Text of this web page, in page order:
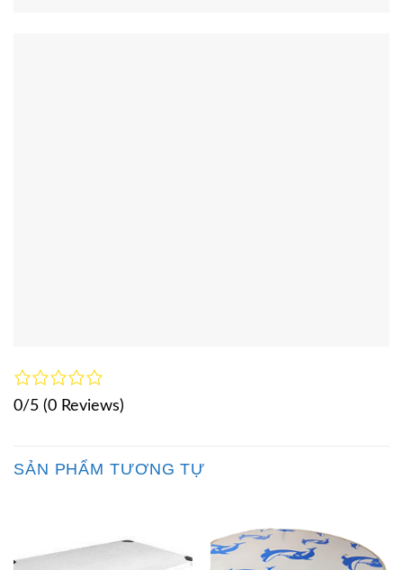
0/5 (0 Reviews)
SẢN PHẨM TƯƠNG TỰ